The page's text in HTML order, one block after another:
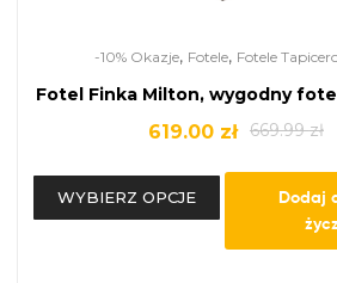
-10% Okazje, Fotele, Fotele
Fotel Finka Milton, wygodny
669.99zł
619.00 zł
WYBIERZ OPCJE
Dodaj